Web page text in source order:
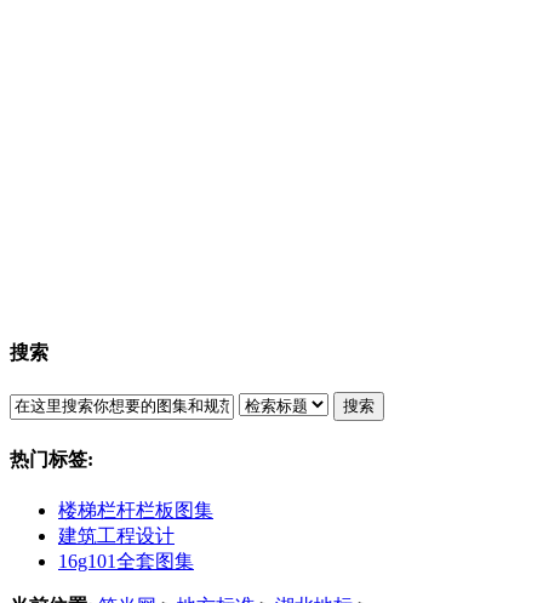
搜索
搜索
热门标签:
楼梯栏杆栏板图集
建筑工程设计
16g101全套图集